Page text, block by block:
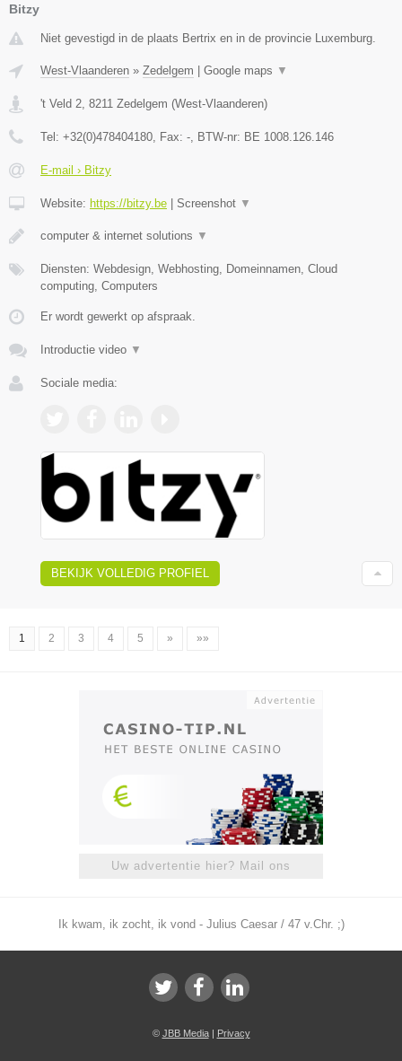
Bitzy
Niet gevestigd in de plaats Bertrix en in de provincie Luxemburg.
West-Vlaanderen » Zedelgem Google maps ▼
't Veld 2 8211 Zedelgem (West-Vlaanderen)
Tel: +32(0)478404180 , Fax: - , BTW-nr: BE 1008.126.146
E-mail › Bitzy
Website: https://bitzy.be Screenshot ▼
computer & internet solutions ▼
Diensten: Webdesign, Webhosting, Domeinnamen, Cloud
computing, Computers
Er wordt gewerkt op afspraak.
Introductie video ▼
Sociale media:
BEKIJK VOLLEDIG PROFIEL
1 2 3 4 5 » »»
Uw advertentie hier? Mail ons
Ik kwam, ik zocht, ik vond - Julius Caesar / 47 v.Chr. ;)
© JBB Media| Privacy